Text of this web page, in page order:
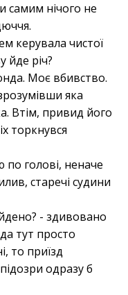
самим нічого не
керувала чистої
йде річ?
Моє вбивство.
яка
Втім, привид його
торкнувся
голові, неначе
старечі судини
- здивовано
тут просто
то приїзд
одразу б